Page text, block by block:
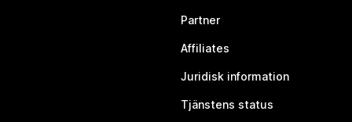
Partner
Affiliates
Juridisk information
Tjänstens status